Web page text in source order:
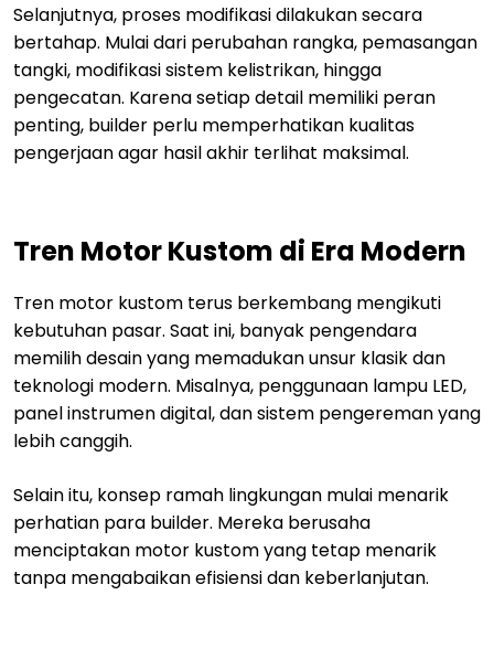
Selanjutnya, proses modifikasi dilakukan secara
bertahap. Mulai dari perubahan rangka, pemasangan
tangki, modifikasi sistem kelistrikan, hingga
pengecatan. Karena setiap detail memiliki peran
penting, builder perlu memperhatikan kualitas
pengerjaan agar hasil akhir terlihat maksimal.
Tren Motor Kustom di Era Modern
Tren motor kustom terus berkembang mengikuti
kebutuhan pasar. Saat ini, banyak pengendara
memilih desain yang memadukan unsur klasik dan
teknologi modern. Misalnya, penggunaan lampu LED,
panel instrumen digital, dan sistem pengereman yang
lebih canggih.
Selain itu, konsep ramah lingkungan mulai menarik
perhatian para builder. Mereka berusaha
menciptakan motor kustom yang tetap menarik
tanpa mengabaikan efisiensi dan keberlanjutan.